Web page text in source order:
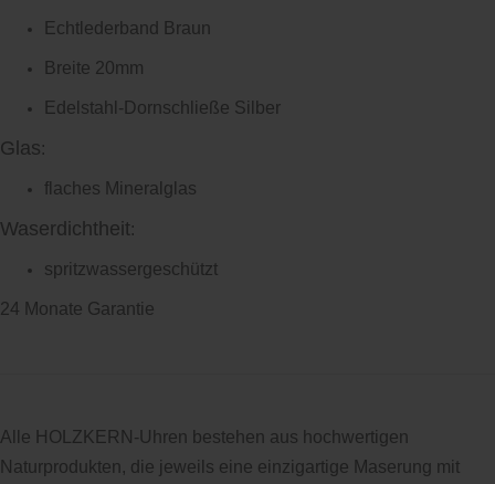
Echtlederband Braun
Breite 20mm
Edelstahl-Dornschließe Silber
Glas:
flaches Mineralglas
Waserdichtheit:
spritzwassergeschützt
24 Monate Garantie
Alle HOLZKERN-Uhren bestehen aus hochwertigen
Naturprodukten, die jeweils eine einzigartige Maserung mit